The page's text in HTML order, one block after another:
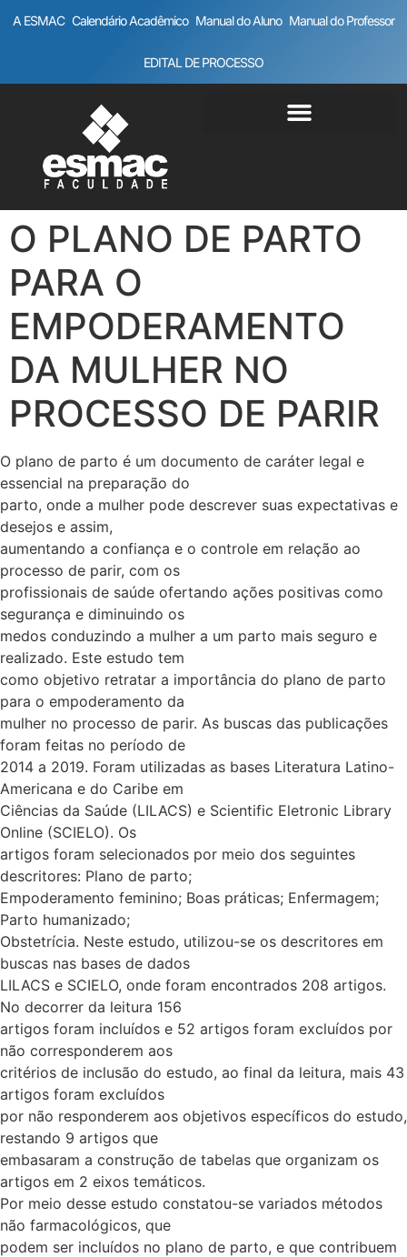
A ESMAC Calendário Acadêmico Manual do Aluno Manual do Professor
EDITAL DE PROCESSO
O PLANO DE PARTO
PARA O
EMPODERAMENTO
DA MULHER NO
PROCESSO DE PARIR
O plano de parto é um documento de caráter legal e
essencial na preparação do
parto, onde a mulher pode descrever suas expectativas e
desejos e assim,
aumentando a confiança e o controle em relação ao
processo de parir, com os
profissionais de saúde ofertando ações positivas como
segurança e diminuindo os
medos conduzindo a mulher a um parto mais seguro e
realizado. Este estudo tem
como objetivo retratar a importância do plano de parto
para o empoderamento da
mulher no processo de parir. As buscas das publicações
foram feitas no período de
2014 a 2019. Foram utilizadas as bases Literatura Latino-
Americana e do Caribe em
Ciências da Saúde (LILACS) e Scientific Eletronic Library
Online (SCIELO). Os
artigos foram selecionados por meio dos seguintes
descritores: Plano de parto;
Empoderamento feminino; Boas práticas; Enfermagem;
Parto humanizado;
Obstetrícia. Neste estudo, utilizou-se os descritores em
buscas nas bases de dados
LILACS e SCIELO, onde foram encontrados 208 artigos.
No decorrer da leitura 156
artigos foram incluídos e 52 artigos foram excluídos por
não corresponderem aos
critérios de inclusão do estudo, ao final da leitura, mais 43
artigos foram excluídos
por não responderem aos objetivos específicos do estudo,
restando 9 artigos que
embasaram a construção de tabelas que organizam os
artigos em 2 eixos temáticos.
Por meio desse estudo constatou-se variados métodos
não farmacológicos, que
podem ser incluídos no plano de parto, e que contribuem